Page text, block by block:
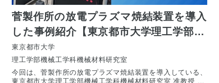
菅製作所の放電プラズマ焼結装置を導入
した事例紹介【東京都市大学理工学部機
械工学科機械材料研究室 丸山 恵史 准教
授】
東京都市大学
理工学部機械工学科機械材料研究室
今回は、菅製作所の放電プラズマ焼結装置を導入している、
東京都市大学理工学部機械工学科機械材料研究室 准教授 丸